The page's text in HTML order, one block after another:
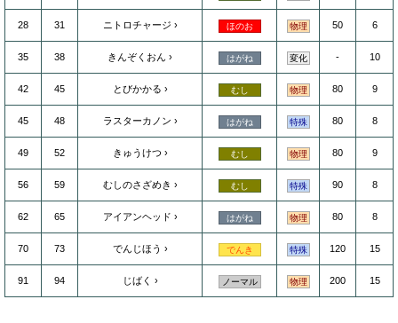
28 31 ニトロチャージ ほのお 物理 50 6
35 38 きんぞくおん はがね 変化 - 10
42 45 とびかかる むし 物理 80 9
45 48 ラスターカノン はがね 特殊 80 8
49 52 きゅうけつ むし 物理 80 9
56 59 むしのさざめき むし 特殊 90 8
62 65 アイアンヘッド はがね 物理 80 8
70 73 でんじほう でんき 特殊 120 15
91 94 じばく ノーマル 物理 200 15